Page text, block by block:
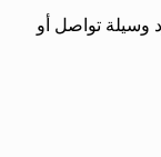
وسيلة تواصل أو